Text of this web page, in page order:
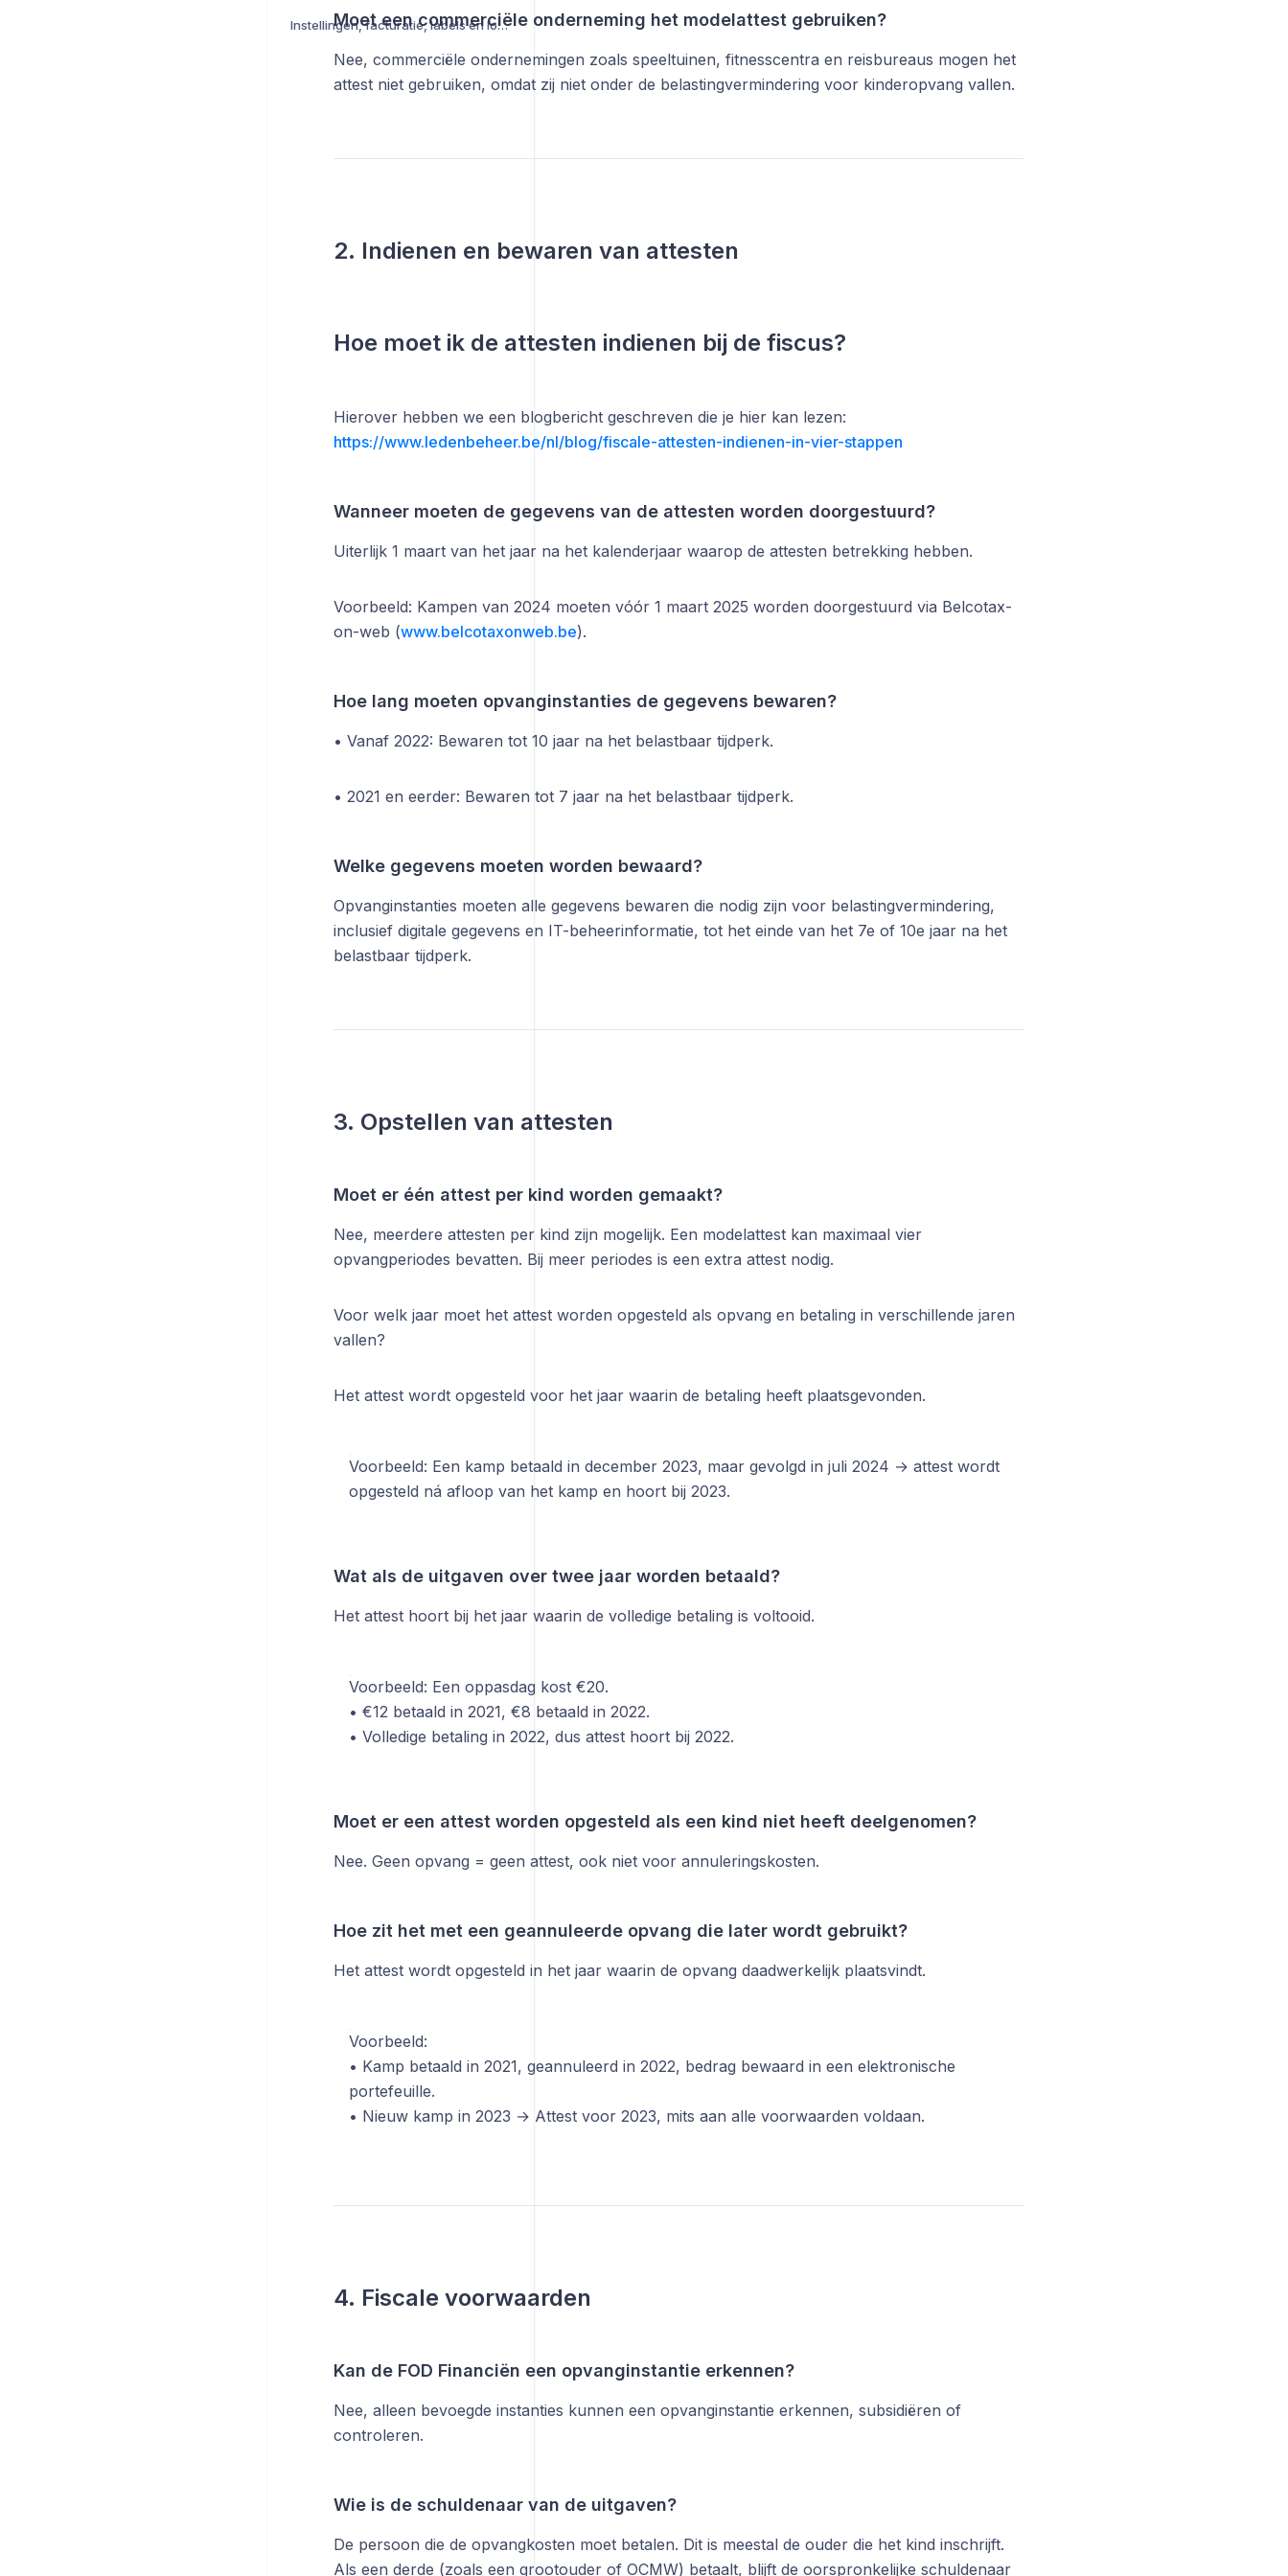
Instellingen, facturatie, labels en logboek
Moet een commerciële onderneming het modelattest gebruiken?
Nee, commerciële ondernemingen zoals speeltuinen, fitnesscentra en reisbureaus mogen het
attest niet gebruiken, omdat zij niet onder de belastingvermindering voor kinderopvang vallen.
2. Indienen en bewaren van attesten
Hoe moet ik de attesten indienen bij de fiscus?
Hierover hebben we een blogbericht geschreven die je hier kan lezen:
https://www.ledenbeheer.be/nl/blog/fiscale-attesten-indienen-in-vier-stappen
Wanneer moeten de gegevens van de attesten worden doorgestuurd?
Uiterlijk 1 maart van het jaar na het kalenderjaar waarop de attesten betrekking hebben.
Voorbeeld: Kampen van 2024 moeten vóór 1 maart 2025 worden doorgestuurd via Belcotax-
on-web (www.belcotaxonweb.be).
Hoe lang moeten opvanginstanties de gegevens bewaren?
• Vanaf 2022: Bewaren tot 10 jaar na het belastbaar tijdperk.
• 2021 en eerder: Bewaren tot 7 jaar na het belastbaar tijdperk.
Welke gegevens moeten worden bewaard?
Opvanginstanties moeten alle gegevens bewaren die nodig zijn voor belastingvermindering,
inclusief digitale gegevens en IT-beheerinformatie, tot het einde van het 7e of 10e jaar na het
belastbaar tijdperk.
3. Opstellen van attesten
Moet er één attest per kind worden gemaakt?
Nee, meerdere attesten per kind zijn mogelijk. Een modelattest kan maximaal vier
opvangperiodes bevatten. Bij meer periodes is een extra attest nodig.
Voor welk jaar moet het attest worden opgesteld als opvang en betaling in verschillende jaren
vallen?
Het attest wordt opgesteld voor het jaar waarin de betaling heeft plaatsgevonden.
Voorbeeld: Een kamp betaald in december 2023, maar gevolgd in juli 2024 → attest wordt
opgesteld ná afloop van het kamp en hoort bij 2023.
Wat als de uitgaven over twee jaar worden betaald?
Het attest hoort bij het jaar waarin de volledige betaling is voltooid.
Voorbeeld: Een oppasdag kost €20.
• €12 betaald in 2021, €8 betaald in 2022.
• Volledige betaling in 2022, dus attest hoort bij 2022.
Moet er een attest worden opgesteld als een kind niet heeft deelgenomen?
Nee. Geen opvang = geen attest, ook niet voor annuleringskosten.
Hoe zit het met een geannuleerde opvang die later wordt gebruikt?
Het attest wordt opgesteld in het jaar waarin de opvang daadwerkelijk plaatsvindt.
Voorbeeld:
• Kamp betaald in 2021, geannuleerd in 2022, bedrag bewaard in een elektronische
portefeuille.
• Nieuw kamp in 2023 → Attest voor 2023, mits aan alle voorwaarden voldaan.
4. Fiscale voorwaarden
Kan de FOD Financiën een opvanginstantie erkennen?
Nee, alleen bevoegde instanties kunnen een opvanginstantie erkennen, subsidiëren of
controleren.
Wie is de schuldenaar van de uitgaven?
De persoon die de opvangkosten moet betalen. Dit is meestal de ouder die het kind inschrijft.
Als een derde (zoals een grootouder of OCMW) betaalt, blijft de oorspronkelijke schuldenaar